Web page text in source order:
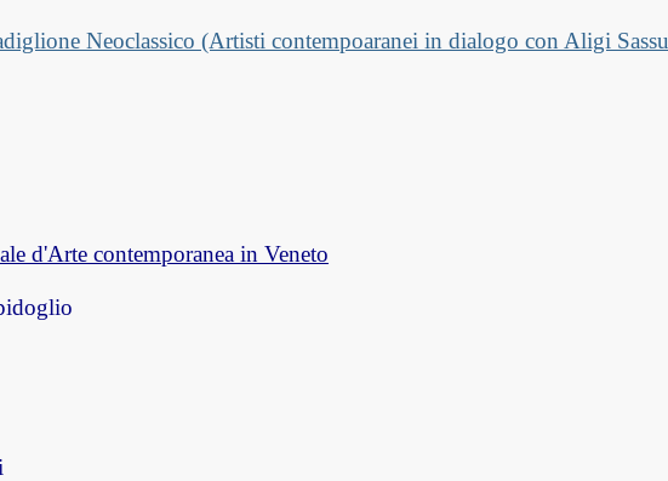
Neoclassico (Artisti contempoaranei in dialogo con Aligi Sassu
d'Arte contemporanea in Veneto